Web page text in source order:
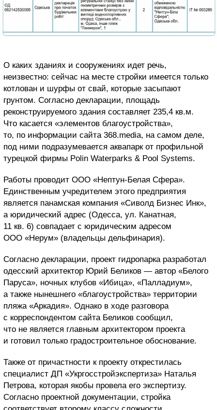
О каких зданиях и сооружениях идет речь,
неизвестно: сейчас на месте стройки имеется только
котлован и шурфы от свай, которые засыпают
грунтом. Согласно декларации, площадь
реконструируемого здания составляет 235,4 кв.м.
Что касается «элементов благоустройства»,
то, по информации сайта 368.media, на самом деле,
под ними подразумевается аквапарк от профильной
турецкой фирмы Polin Waterparks & Pool Systems.
Работы проводит ООО «Нептун-Белая Сфера».
Единственным учредителем этого предприятия
является панамская компания «Сиволд Бизнес Инк»,
а юридический адрес (Одесса, ул. Канатная,
11 кв. 6) совпадает с юридическим адресом
ООО «Нерум» (владельцы дельфинария).
Согласно декларации, проект гидропарка разработал
одесский архитектор Юрий Беликов — автор «Белого
Паруса», ночных клубов «Ибица», «Палладиум»,
а также нынешнего «благоустройства» территории
пляжа «Аркадия». Однако в ходе разговора
с корреспондентом сайта Беликов сообщил,
что не является главным архитектором проекта
и готовил только градостроительное обоснование.
Также от причастности к проекту открестилась
специалист ДП «Укргосстройэкспертиза» Наталья
Петрова, которая якобы провела его экспертизу.
Согласно проектной документации, стройка